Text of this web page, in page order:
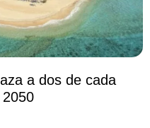
a dos de cada